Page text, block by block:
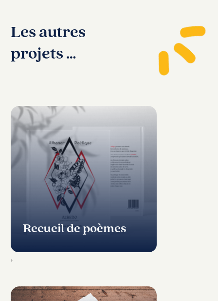
Les autres
projets …
Recueil de poèmes
,